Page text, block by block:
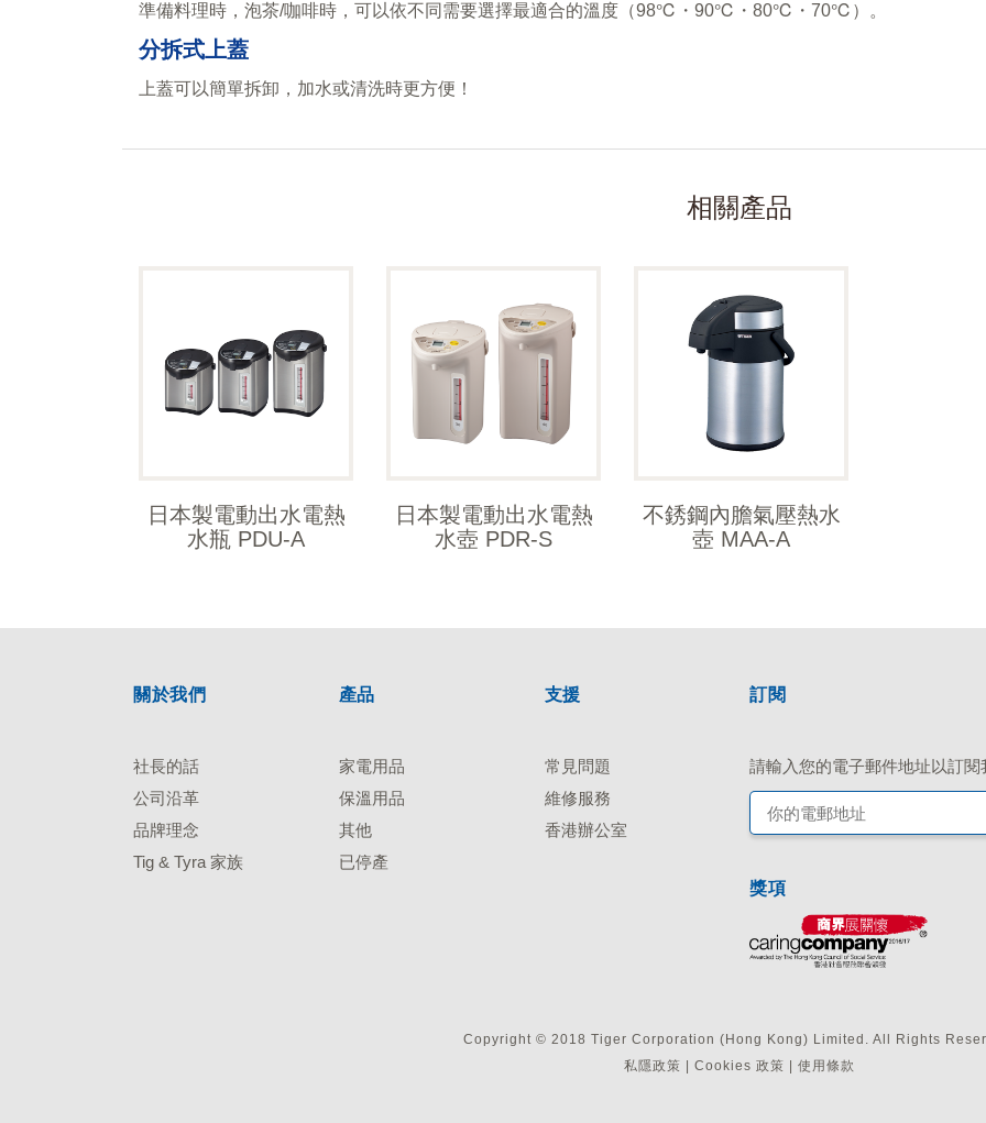
準備料理時，泡茶/咖啡時，可以依不同需要選擇最適合的溫度（98℃・90℃・80℃・70℃）。
分拆式上蓋
上蓋可以簡單拆卸，加水或清洗時更方便！
相關產品
日本製電動出水電熱
水瓶 PDU-A
日本製電動出水電熱
水壺 PDR-S
不銹鋼內膽氣壓熱水
壺 MAA-A
關於我們
社長的話
公司沿革
品牌理念
Tig & Tyra 家族
產品
家電用品
保溫用品
其他
已停產
支援
常見問題
維修服務
香港辦公室
訂閱
請輸入您的電子郵件地址以訂
獎項
Copyright © 2018 Tiger Corporation (Hong Kong) Limited. All Rights
私隱政策
Cookies 政策 使用條款